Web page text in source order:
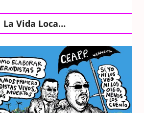
La Vida Loca…